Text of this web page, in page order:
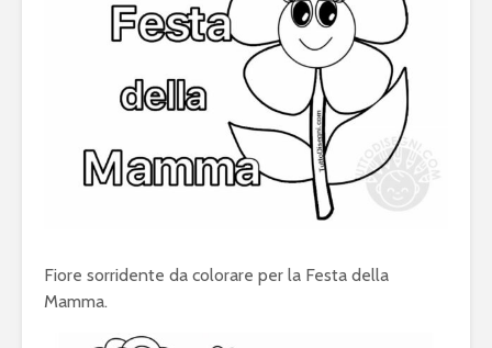
Fiore sorridente da colorare per la Festa della
Mamma.